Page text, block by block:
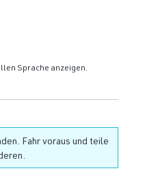
von 0 von 5 Sternen
Sprache anzeigen.
Fahr voraus und teile